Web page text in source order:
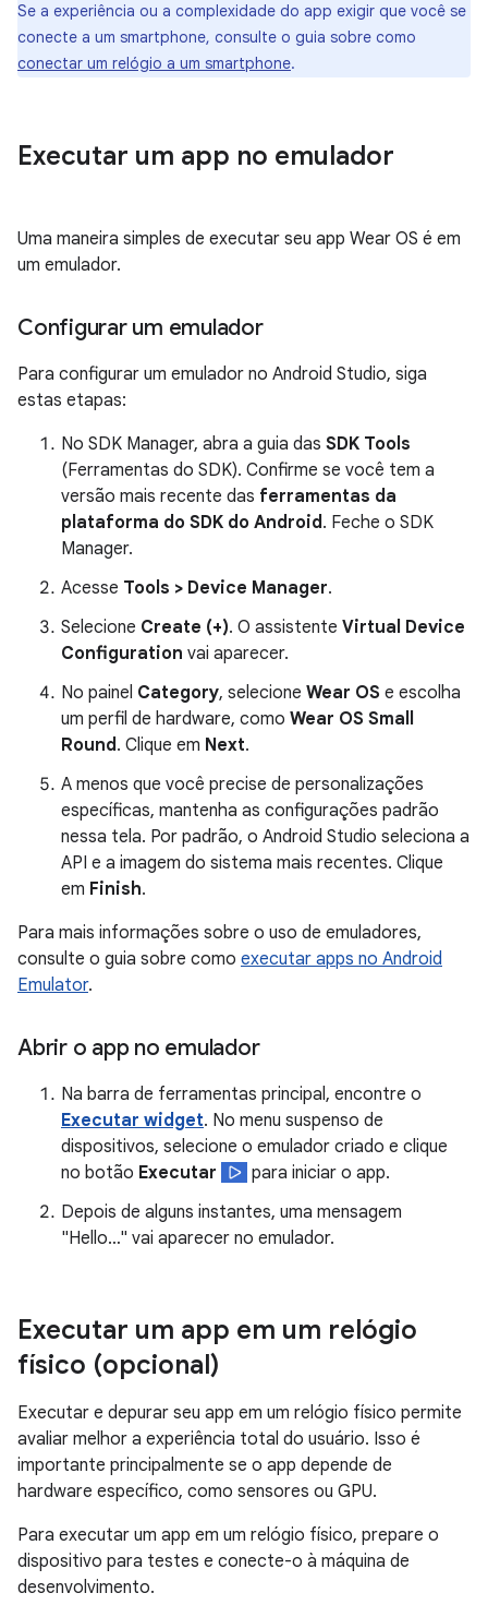
Se a experiência ou a complexidade do app exigir que você se
conecte a um smartphone, consulte o guia sobre como
conectar um relógio a um smartphone.
Executar um app no emulador
Uma maneira simples de executar seu app Wear OS é em
um emulador.
Configurar um emulador
Para configurar um emulador no Android Studio, siga
estas etapas:
No SDK Manager, abra a guia das SDK Tools
(Ferramentas do SDK). Confirme se você tem a
versão mais recente das ferramentas da
plataforma do SDK do Android. Feche o SDK
Manager.
Acesse Tools > Device Manager.
Selecione Create (+). O assistente Virtual Device
Configuration vai aparecer.
No painel Category, selecione Wear OS e escolha
um perfil de hardware, como Wear OS Small
Round. Clique em Next.
A menos que você precise de personalizações
específicas, mantenha as configurações padrão
nessa tela. Por padrão, o Android Studio seleciona a
API e a imagem do sistema mais recentes. Clique
em Finish.
Para mais informações sobre o uso de emuladores,
consulte o guia sobre como executar apps no Android
Emulator.
Abrir o app no emulador
Na barra de ferramentas principal, encontre o
Executar widget. No menu suspenso de
dispositivos, selecione o emulador criado e clique
no botão Executar
para iniciar o app.
Depois de alguns instantes, uma mensagem
"Hello…" vai aparecer no emulador.
Executar um app em um relógio
físico (opcional)
Executar e depurar seu app em um relógio físico permite
avaliar melhor a experiência total do usuário. Isso é
importante principalmente se o app depende de
hardware específico, como sensores ou GPU.
Para executar um app em um relógio físico, prepare o
dispositivo para testes e conecte-o à máquina de
desenvolvimento.